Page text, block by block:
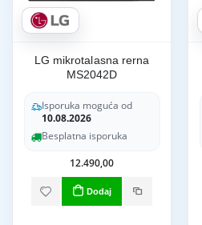
LG mikrotalasna rerna
MS2042D
Isporuka moguća od
10.08.2026
Besplatna isporuka
12.490,00
Dodaj